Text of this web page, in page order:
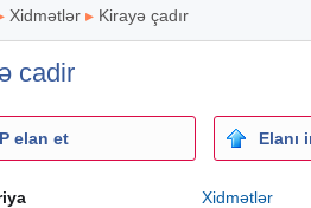
Xidmətlər ▸ Kirayə çadır
cadir
elan et Elanı
Xidmətlər